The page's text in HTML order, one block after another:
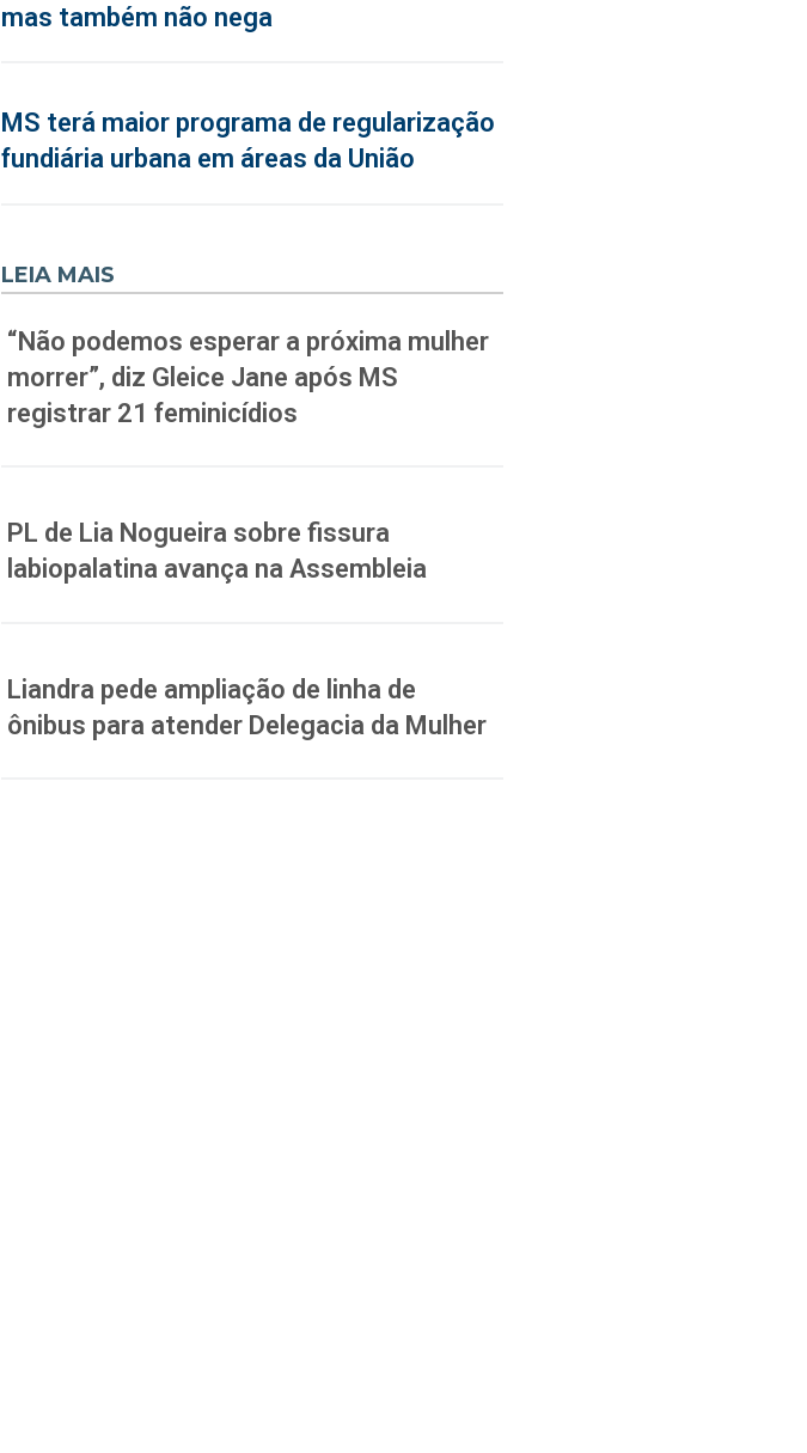
mas também não nega
MS terá maior programa de regularização
fundiária urbana em áreas da União
LEIA MAIS
“Não podemos esperar a próxima mulher
morrer”, diz Gleice Jane após MS
registrar 21 feminicídios
PL de Lia Nogueira sobre fissura
labiopalatina avança na Assembleia
Liandra pede ampliação de linha de
ônibus para atender Delegacia da Mulher